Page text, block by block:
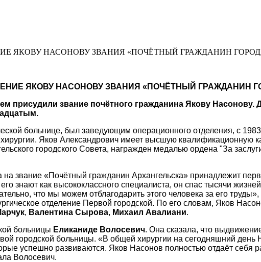
ЯКОВУ НАСОНОВУ ЗВАНИЯ «ПОЧЁТНЫЙ ГРАЖДАНИН
ЯКОВУ НАСОНОВУ ЗВАНИЯ «ПОЧЁТНЫЙ ГРАЖДАНИН
присудили звание почётного гражданина Якову Насонову.
больнице, был заведующим операционного отделения, с
Яков Александрович имеет высшую квалификационную
городского Совета, награжден медалью ордена "За
звание «Почётный гражданин Архангельска» принадлежит
знают как высококлассного специалиста, он спас тысячи
что мы можем отблагодарить этого человека за его
отделение Первой городской. По его словам, Яков
, Валентина Сырова, Михаил Авалиани.
больницы Еликаниде Волосевич. Она сказала, что
городской больницы. «В общей хирургии на сегодняшний
успешно развиваются. Яков Насонов полностью отдаёт себя
Волосевич.